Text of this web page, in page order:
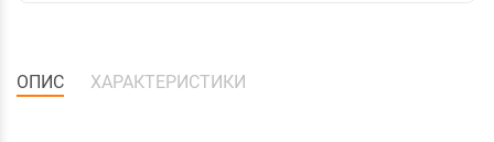
ОПИС ХАРАКТЕРИСТИКИ